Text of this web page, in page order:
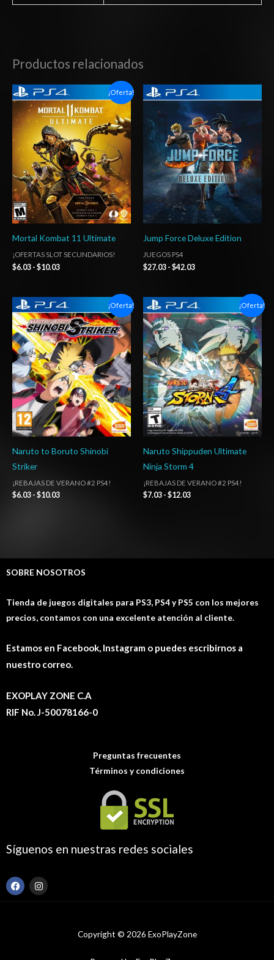
Productos relacionados
¡Oferta!
Mortal Kombat 11 Ultimate
¡OFERTAS SLOT SECUNDARIOS!
$6.03 - $10.03
Rango
de
precios:
desde
$6.03
hasta
$10.03
Jump Force Deluxe Edition
JUEGOS PS4
$27.03 - $42.03
Rango
de
desde
$27.03
hasta
$42.03
¡Oferta!
Naruto to Boruto Shinobi
Striker
¡REBAJAS DE VERANO #2 PS4!
$6.03 - $10.03
Rango
de
precios:
desde
$6.03
hasta
$10.03
¡Oferta!
Naruto Shippuden Ultimate
Ninja Storm 4
¡REBAJAS DE VERANO #2 PS4!
$7.03 - $12.03
Rango
de
precios:
desde
$7.03
hasta
$12.03
SOBRE NOSOTROS
Tienda de juegos digitales para PS3, PS4 y PS5 con los mejores
precios, contamos con una excelente atención al cliente.
Estamos en Facebook, Instagram o puedes escribirnos a
nuestro correo.
EXOPLAY ZONE C.A
RIF No. J-50078166-0
Preguntas frecuentes
Términos y condiciones
Síguenos en nuestras redes sociales
F
a
I
n
Copyright © 2026 ExoPlayZone